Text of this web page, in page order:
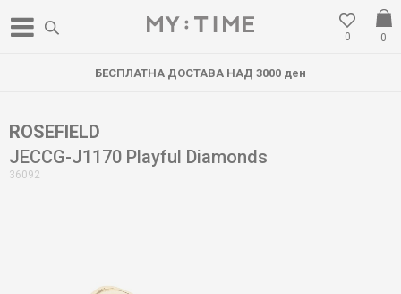
0
0
БЕСПЛАТНА ДОСТАВА НАД 3000 ден
ROSEFIELD
JECCG-J1170 Playful Diamonds
36092